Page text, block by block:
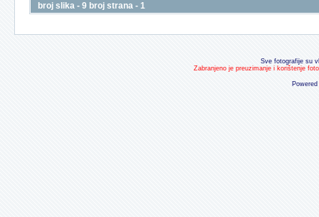
broj slika - 9 broj strana - 1
Sve fotografije su
Zabranjeno je preuzimanje i korištenje